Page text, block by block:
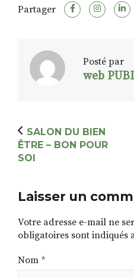
Partager
Posté par
web
SALON DU BIEN
ÊTRE – BON POUR
SOI
Laisser un
Votre adresse e-mail ne
obligatoires sont indiqués
Nom *